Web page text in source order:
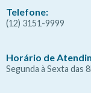
Telefone:
(12) 3151-9999
Horário de
Segunda à Sexta das